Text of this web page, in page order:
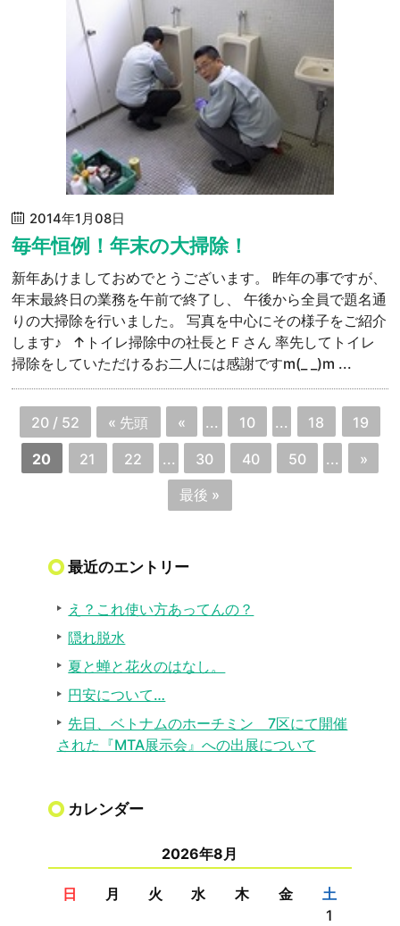
2014年1月08日
毎年恒例！年末の大掃除！
新年あけましておめでとうございます。 昨年の事ですが、
年末最終日の業務を午前で終了し、 午後から全員で題名通
りの大掃除を行いました。 写真を中心にその様子をご紹介
します♪ ↑トイレ掃除中の社長とＦさん 率先してトイレ
掃除をしていただけるお二人には感謝ですm(_ _)m ...
20 / 52 « 先頭 « ... 10 ... 18 19
20 21 22 ... 30 40 50 ... »
最後 »
最近のエントリー
え？これ使い方あってんの？
隠れ脱水
夏と蝉と花火のはなし。
円安について…
先日、ベトナムのホーチミン 7区にて開催
された『MTA展示会』への出展について
カレンダー
2026年8月
日 月 火 水 木 金
土
1